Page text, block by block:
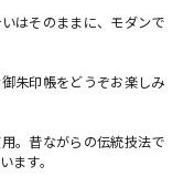
はそのままに、モダンで
朱印帳をどうぞお楽しみ
。昔ながらの伝統技法で
ます。